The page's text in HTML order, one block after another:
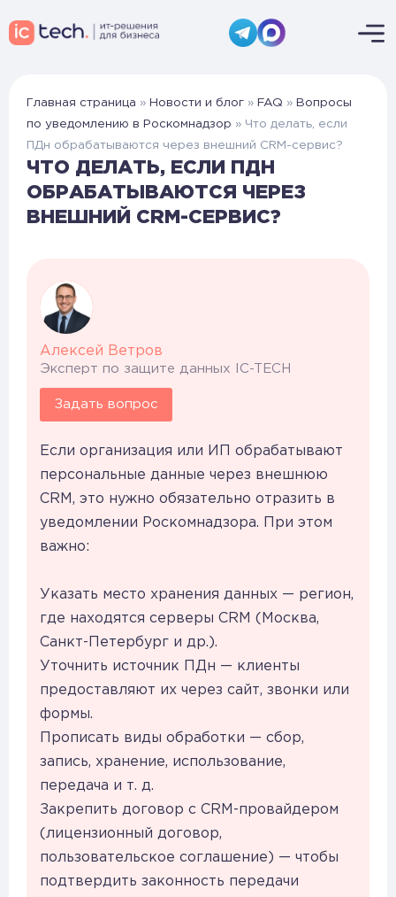
Главная страница » Новости и блог » FAQ » Вопросы
по уведомлению в Роскомнадзор » Что делать, если
ПДн обрабатываются через внешний CRM-сервис?
ЧТО ДЕЛАТЬ, ЕСЛИ ПДН
ОБРАБАТЫВАЮТСЯ ЧЕРЕЗ
ВНЕШНИЙ CRM-СЕРВИС?
Алексей Ветров
Эксперт по защите данных IC-TECH
Задать вопрос
Если организация или ИП обрабатывают
персональные данные через внешнюю
CRM, это нужно обязательно отразить в
уведомлении Роскомнадзора. При этом
важно:
Указать место хранения данных — регион,
где находятся серверы CRM (Москва,
Санкт-Петербург и др.).
Уточнить источник ПДн — клиенты
предоставляют их через сайт, звонки или
формы.
Прописать виды обработки — сбор,
запись, хранение, использование,
передача и т. д.
Закрепить договор с CRM-провайдером
(лицензионный договор,
пользовательское соглашение) — чтобы
подтвердить законность передачи